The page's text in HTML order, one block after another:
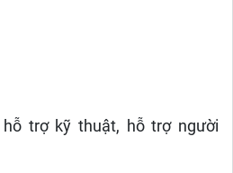
trợ kỹ thuật, hỗ trợ người